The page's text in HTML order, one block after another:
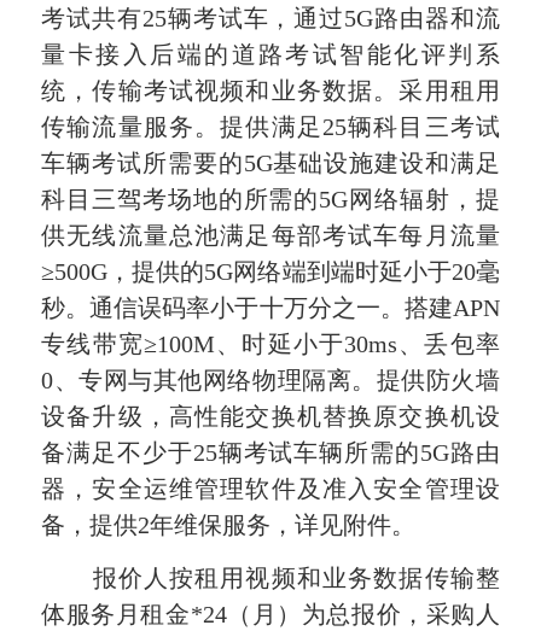
考试共有25辆考试车，通过5G路由器和流
量卡接入后端的道路考试智能化评判系
统，传输考试视频和业务数据。采用租用
传输流量服务。提供满足 25辆科目三考试
车辆考试所需要的5G基础设施建设和满足
科目三驾考场地的所需的5G网络辐射，提
供无线流量总池满足每部考试车每月流量
≥500G ，提供的5G网络端到端时延小于20毫
秒。通信误码率小于十万分之一。搭建APN
专线带宽≥100M、时延小于30ms、丢包率
0、专网与其他网络物理隔离。提供防火墙
设备升级，高性能交换机替换原交换机设
备满足不少于25辆考试车辆所需的5G路由
器，安全运维管理软件及准入安全管理设
备，提供2年维保服务，详见附件。
报价人按租用视频和业务数据传输整
体服务月租金*24（月）为总报价，采购人